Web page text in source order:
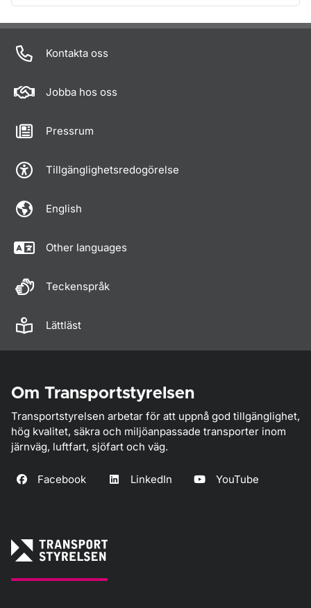
Om sidan
Kontakta oss
Jobba hos oss
Pressrum
Tillgänglighetsredogörelse
English
Other languages
Teckenspråk
Lättläst
Om Transportstyrelsen
Transportstyrelsen arbetar för att uppnå god tillgänglighet,
hög kvalitet, säkra och miljöanpassade transporter inom
järnväg, luftfart, sjöfart och väg.
Facebook LinkedIn YouTube